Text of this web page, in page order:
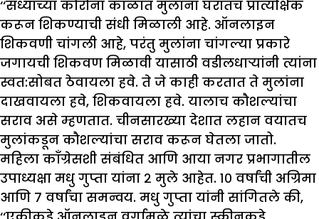
‘‘सध्याच्या कोरोना काळात मुलांना घरातच प्रात्यक्षिक
करून शिकण्याची संधी मिळाली आहे. ऑनलाइन
शिकवणी चांगली आहे, परंतु मुलांना चांगल्या प्रकारे
जगायची शिकवण मिळावी यासाठी वडीलधाऱ्यांनी त्यांना
स्वत:सोबत ठेवायला हवे. ते जे काही करतात ते मुलांना
दाखवायला हवे, शिकवायला हवे. यालाच कौशल्यांचा
सराव असे म्हणतात. चीनसारख्या देशात लहान वयातच
मुलांकडून कौशल्यांचा सराव करून घेतला जातो.
महिला काँग्रेसशी संबंधित आणि आया नगर प्रभागातील
उपाध्यक्षा मधु गुप्ता यांना २ मुले आहेत. १० वर्षांची अग्रिमा
आणि ७ वर्षांचा समन्वय. मधु गुप्ता यांनी सांगितले की,